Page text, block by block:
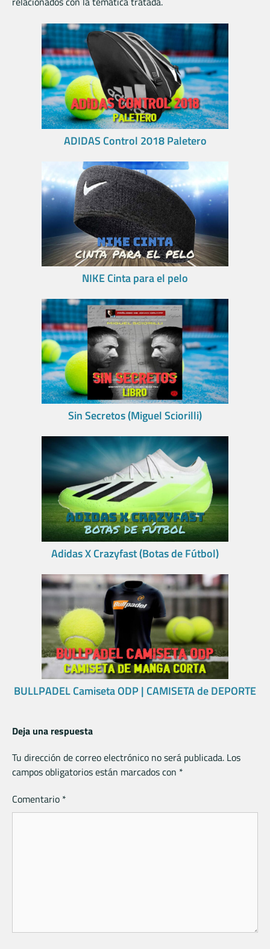
ADIDAS Control 2018 Paletero
NIKE Cinta para el pelo
Sin Secretos (Miguel Sciorilli)
Adidas X Crazyfast (Botas de Fútbol)
BULLPADEL Camiseta ODP | CAMISETA de DEPORTE
Deja una respuesta
Tu dirección de correo electrónico no será publicada. Los
campos obligatorios están marcados con *
Comentario *